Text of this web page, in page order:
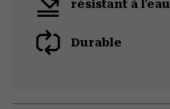
résistant à l'eau
Durable